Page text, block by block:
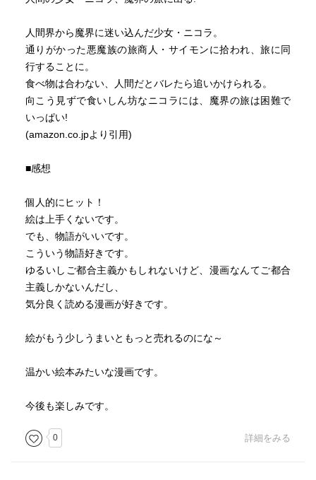
人間界から魔界に迷い込んだ少女・ニコラ。
通りがかった悪魔族の旅商人・サイモンに拾われ、旅に同
行することに。
食べ物は合わない、人間だとバレたら追いかけられる。
向こう見ずで食いしん坊なニコラには、魔界の旅は困難で
いっぱい!
(amazon.co.jpより引用)
■感想
個人的にヒット！
絵は上手くないです。
でも、物語がいいです。
こういう物語好きです。
ゆるいしご都合主義かもしれないけど、漫画なんてご都合
主義しかないんだし、
気分良く読める漫画が好きです。
絵がもう少しうまいともっと売れるのにな～
温かい絵本みたいな漫画です。
今後も楽しみです。
0 詳細をみる